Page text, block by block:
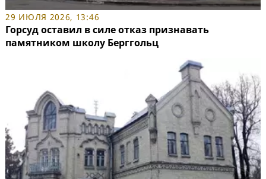
29 ИЮЛЯ 2026, 13:46
Горсуд оставил в силе отказ признавать
памятником школу Берггольц